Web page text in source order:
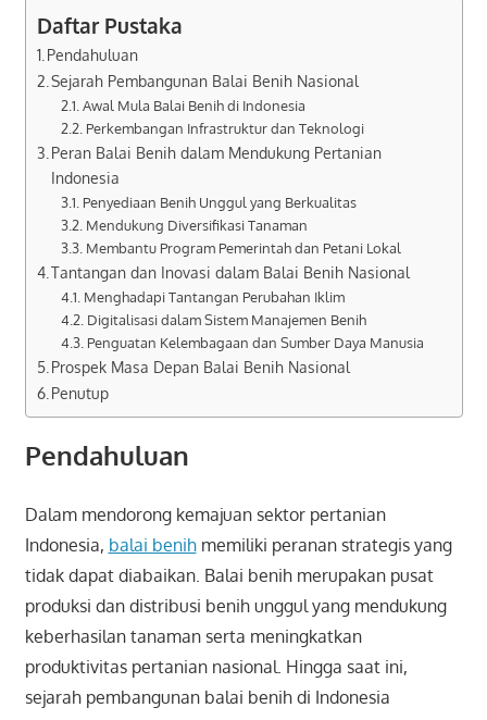
Daftar Pustaka
Pendahuluan
Sejarah Pembangunan Balai Benih Nasional
Awal Mula Balai Benih di Indonesia
Perkembangan Infrastruktur dan Teknologi
Peran Balai Benih dalam Mendukung Pertanian
Indonesia
Penyediaan Benih Unggul yang Berkualitas
Mendukung Diversifikasi Tanaman
Membantu Program Pemerintah dan Petani Lokal
Tantangan dan Inovasi dalam Balai Benih Nasional
Menghadapi Tantangan Perubahan Iklim
Digitalisasi dalam Sistem Manajemen Benih
Penguatan Kelembagaan dan Sumber Daya Manusia
Prospek Masa Depan Balai Benih Nasional
Penutup
Pendahuluan
Dalam mendorong kemajuan sektor pertanian
Indonesia, balai benihmemiliki peranan strategis yang
tidak dapat diabaikan. Balai benih merupakan pusat
produksi dan distribusi benih unggul yang mendukung
keberhasilan tanaman serta meningkatkan
produktivitas pertanian nasional. Hingga saat ini,
sejarah pembangunan balai benih di Indonesia